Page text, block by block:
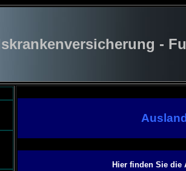
-
Hier finden Sie die